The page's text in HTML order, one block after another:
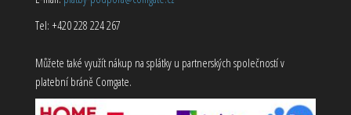
Tel: +420 228 224 267
Můžete také využít nákup na splátky u partnerských společností v
platební bráně Comgate.